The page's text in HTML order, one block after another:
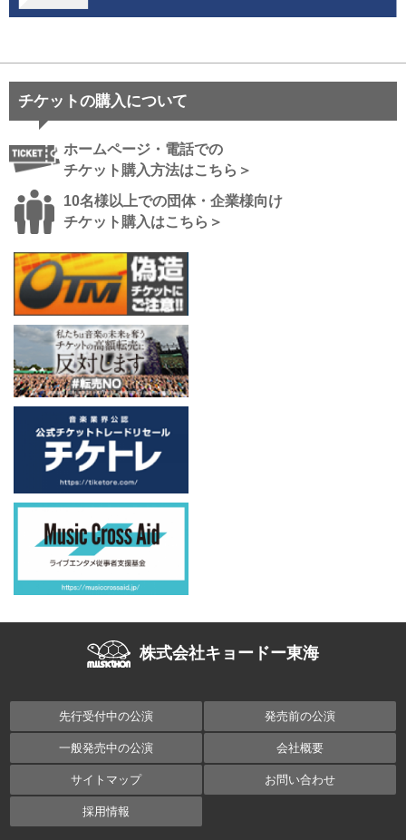
チケットの購入について
ホームページ・電話での
チケット購入方法はこちら＞
10名様以上での団体・企業様向け
チケット購入はこちら＞
株式会社キョードー東海
先行受付中の公演 発売前の公演
一般発売中の公演 会社概要
サイトマップ お問い合わせ
採用情報